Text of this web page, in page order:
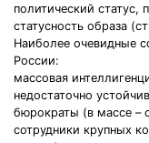
политический статус,
статусность образа
Наиболее очевидные
России:
массовая
недостаточно
бюрократы (в массе –
сотрудники крупных